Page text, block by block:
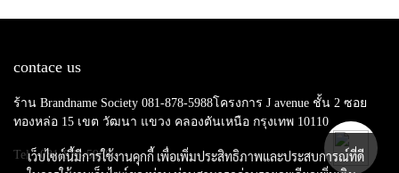
contace us
ร้าน Brandname Society 081-878-5988โครงการ J avenue ชั้น 2 ซอย
ทองหล่อ 15 เขต วัฒนา แขวง คลองตันเหนือ กรุงเทพ 10110
Tel : 081-878-5988
เว็บไซต์นี้มีการใช้งานคุกกี้ เพื่อเพิ่มประสิทธิภาพและประสบการณ์ที่ดี